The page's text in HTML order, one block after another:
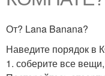
От? Lana Banana?
Наведите порядок
1. соберите все